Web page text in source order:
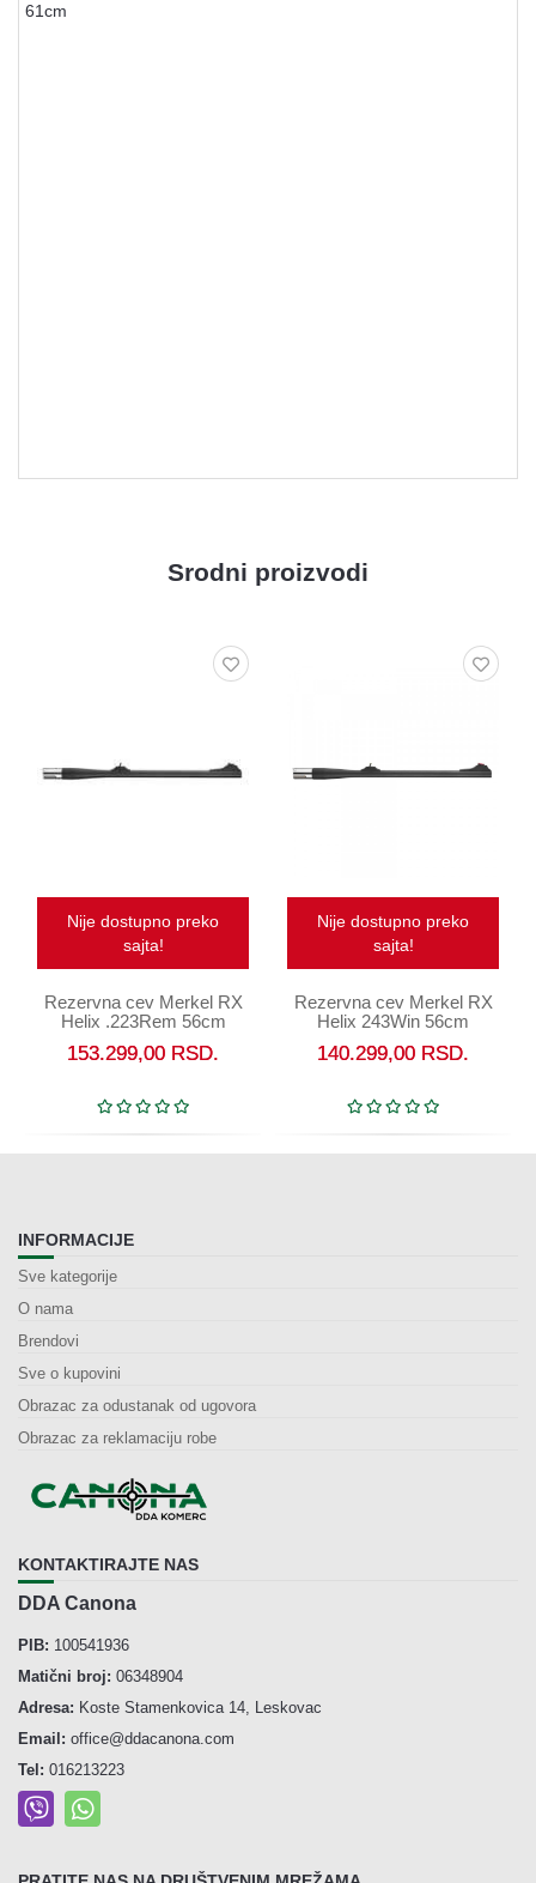
61cm
Srodni proizvodi
Nije dostupno preko
sajta!
Rezervna cev Merkel RX
Helix .223Rem 56cm
153.299,00 RSD.
Nije dostupno preko
sajta!
Rezervna cev Merkel RX
Helix 243Win 56cm
140.299,00 RSD.
INFORMACIJE
Sve kategorije
O nama
Brendovi
Sve o kupovini
Obrazac za odustanak od ugovora
Obrazac za reklamaciju robe
KONTAKTIRAJTE NAS
DDA Canona
PIB: 100541936
Matični broj: 06348904
Adresa: Koste Stamenkovica 14, Leskovac
Email: office@ddacanona.com
Tel: 016213223